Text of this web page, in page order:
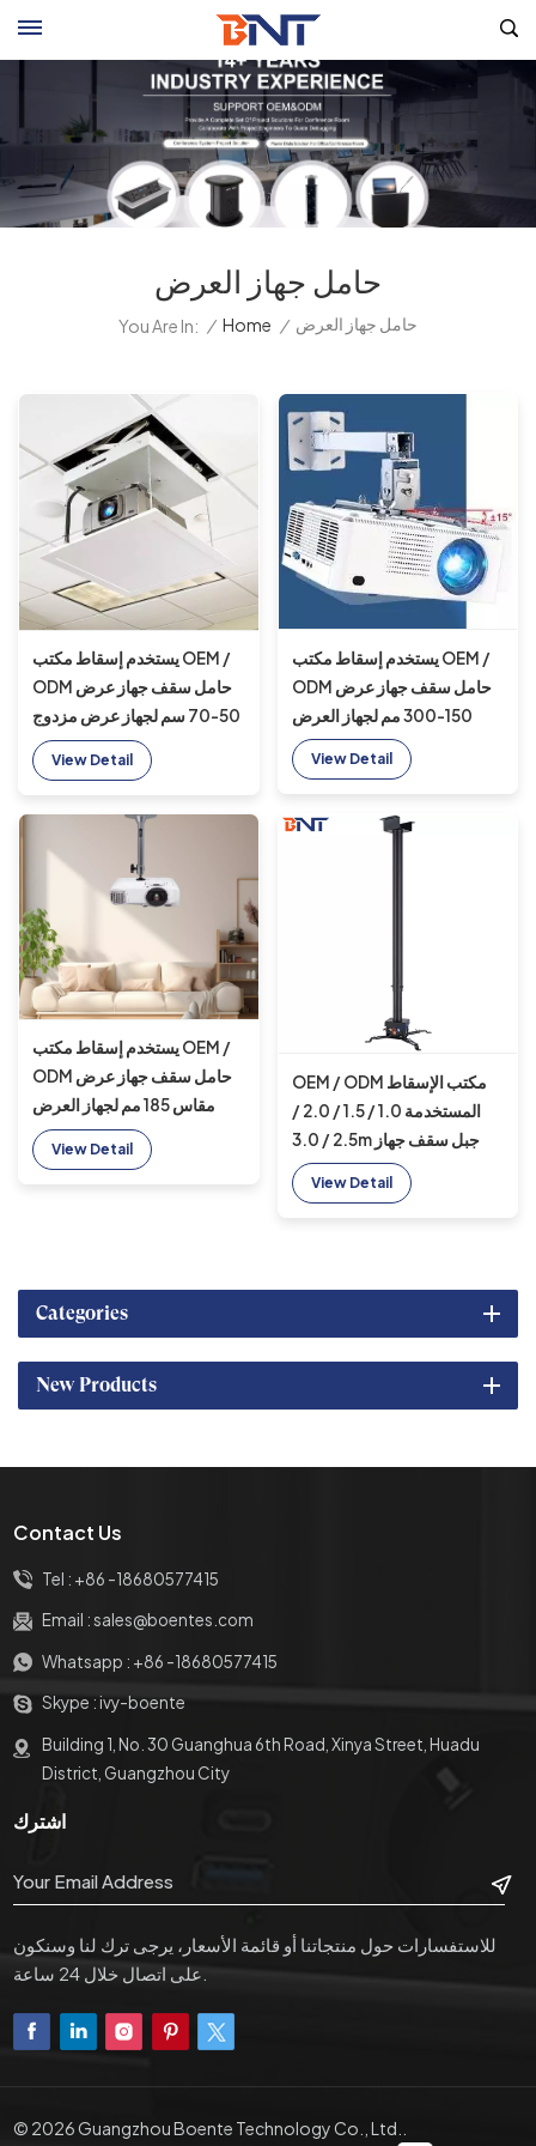
حامل جهاز العرض
You Are In: / Home / حامل جهاز العرض
يستخدم إسقاط مكتب OEM /
ODM حامل سقف جهاز عرض
50-70 سم لجهاز عرض مزدوج
View Detail
يستخدم إسقاط مكتب OEM /
ODM حامل سقف جهاز عرض
150-300 مم لجهاز العرض
المزدوج
View Detail
يستخدم إسقاط مكتب OEM /
ODM حامل سقف جهاز عرض
مقاس 185 مم لجهاز العرض
المزدوج
View Detail
OEM / ODM مكتب الإسقاط
المستخدمة 1.0 / 1.5 / 2.0 /
2.5 / 3.0m جبل سقف جهاز
العرض المزدوج
View Detail
Categories
New Products
Contact Us
Tel : +86 -18680577415
Email :sales@boentes.com
Whatsapp : +86 -18680577415
Skype :ivy-boente
Building 1, No. 30 Guanghua 6th Road, Xinya Street, Huadu
District, Guangzhou City
اشترك
للاستفسارات حول منتجاتنا أو قائمة الأسعار، يرجى ترك لنا وسنكون
© 2026 Guangzhou Boente Technology Co., Ltd..